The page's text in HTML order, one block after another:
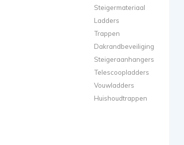
Steigermateriaal
Ladders
Trappen
Dakrandbeveiliging
Steigeraanhangers
Telescoopladders
Vouwladders
Huishoudtrappen